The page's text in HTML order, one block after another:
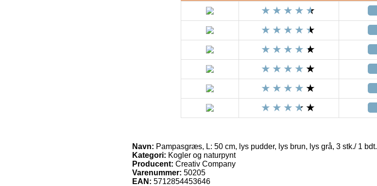
Navn: Pampasgræs, L: 50 cm, lys pudder, lys brun, lys grå, 3 stk./ 1 bdt.
Kategori: Kogler og naturpynt
Producent: Creativ Company
Varenummer: 50205
EAN: 5712854453646